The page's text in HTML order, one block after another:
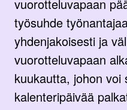
vuorotteluvapaan
työsuhde
yhdenjakoisesti ja
vuorotteluvapaan
kuukautta, johon voi
kalenteripäivää